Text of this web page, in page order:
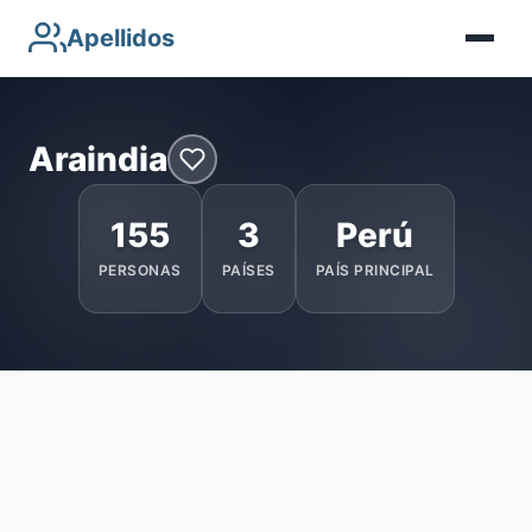
Apellidos
Araindia
155
PERSONAS
3
PAÍSES
Perú
PAÍS PRINCIPAL